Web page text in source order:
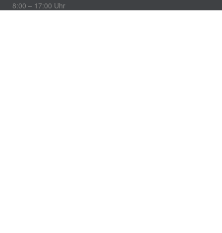
8:00 – 17:00 Uhr